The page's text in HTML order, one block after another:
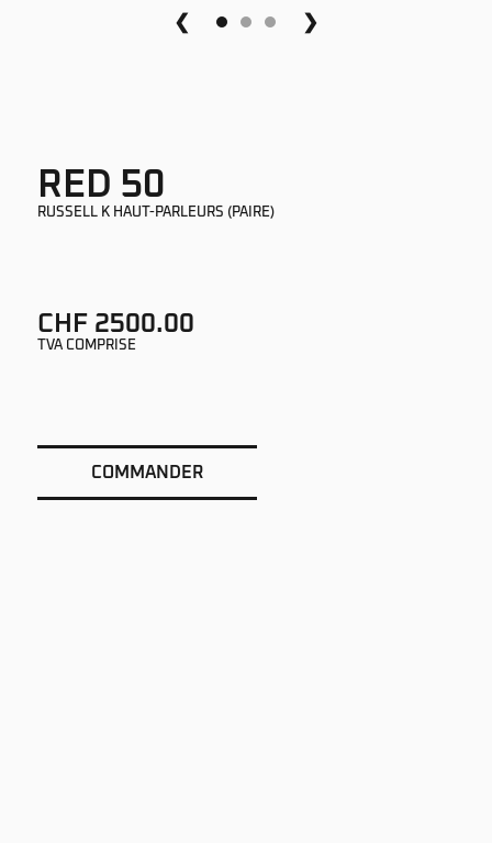
❮ ❯
RED 50
RUSSELL K HAUT-PARLEURS (PAIRE)
CHF 2500.00
TVA COMPRISE
COMMANDER